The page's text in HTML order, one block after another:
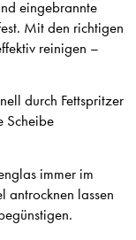
eingebrannte
Mit den richtigen
reinigen –
durch Fettspritzer
Scheibe
immer im
antrocknen lassen